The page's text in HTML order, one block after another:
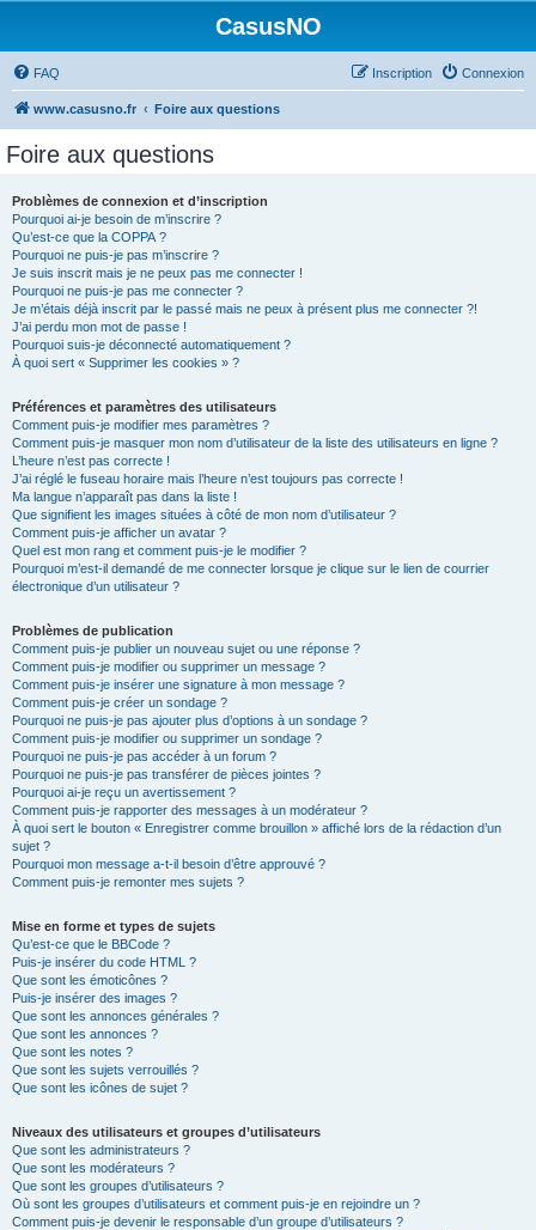
CasusNO
FAQ Connexion
Inscription
www.casusno.fr Foire aux questions
Foire aux questions
Problèmes de connexion et d’inscription
Pourquoi ai-je besoin de m’inscrire ?
Qu’est-ce que la COPPA ?
Pourquoi ne puis-je pas m’inscrire ?
Je suis inscrit mais je ne peux pas me connecter !
Pourquoi ne puis-je pas me connecter ?
Je m’étais déjà inscrit par le passé mais ne peux à présent plus me connecter ?!
J’ai perdu mon mot de passe !
Pourquoi suis-je déconnecté automatiquement ?
À quoi sert « Supprimer les cookies » ?
Préférences et paramètres des utilisateurs
Comment puis-je modifier mes paramètres ?
Comment puis-je masquer mon nom d’utilisateur de la liste des utilisateurs en ligne ?
L’heure n’est pas correcte !
J’ai réglé le fuseau horaire mais l’heure n’est toujours pas correcte !
Ma langue n’apparaît pas dans la liste !
Que signifient les images situées à côté de mon nom d’utilisateur ?
Comment puis-je afficher un avatar ?
Quel est mon rang et comment puis-je le modifier ?
Pourquoi m’est-il demandé de me connecter lorsque je clique sur le lien de courrier
électronique d’un utilisateur ?
Problèmes de publication
Comment puis-je publier un nouveau sujet ou une réponse ?
Comment puis-je modifier ou supprimer un message ?
Comment puis-je insérer une signature à mon message ?
Comment puis-je créer un sondage ?
Pourquoi ne puis-je pas ajouter plus d’options à un sondage ?
Comment puis-je modifier ou supprimer un sondage ?
Pourquoi ne puis-je pas accéder à un forum ?
Pourquoi ne puis-je pas transférer de pièces jointes ?
Pourquoi ai-je reçu un avertissement ?
Comment puis-je rapporter des messages à un modérateur ?
À quoi sert le bouton « Enregistrer comme brouillon » affiché lors de la rédaction d’un
sujet ?
Pourquoi mon message a-t-il besoin d’être approuvé ?
Comment puis-je remonter mes sujets ?
Mise en forme et types de sujets
Qu’est-ce que le BBCode ?
Puis-je insérer du code HTML ?
Que sont les émoticônes ?
Puis-je insérer des images ?
Que sont les annonces générales ?
Que sont les annonces ?
Que sont les notes ?
Que sont les sujets verrouillés ?
Que sont les icônes de sujet ?
Niveaux des utilisateurs et groupes d’utilisateurs
Que sont les administrateurs ?
Que sont les modérateurs ?
Que sont les groupes d’utilisateurs ?
Où sont les groupes d’utilisateurs et comment puis-je en rejoindre un ?
Comment puis-je devenir le responsable d’un groupe d’utilisateurs ?